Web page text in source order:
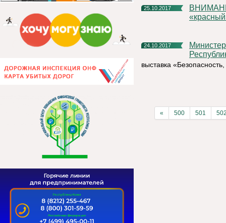
25.10.2017
ВНИМАНИЕ!!! По тренировке Установлен критический
24.10.2017
Министерство труда, занятости и социальной защиты
выставка
« 500 501